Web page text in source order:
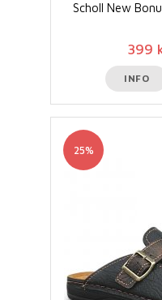
Scholl New
399
INFO
25%